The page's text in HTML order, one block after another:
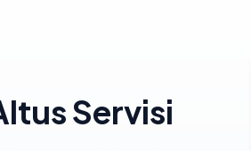
Servisi